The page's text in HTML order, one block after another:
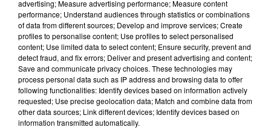
vendredi 7 mars 2025 à 8 heures du matin, à
116 jours, 18 heures, 15 minutes et 46
secondes (soit le chrono du dernier arrivé de
la précédente édition). Il pourrait ne pas être
classé, s’il ne franchit pas la ligne avant la
fermeture. Le temps est donc compté pour
le skipper belge.
advertising; Measure advertising performance; Measure content
performance; Understand audiences through statistics or combinations
of data from different sources; Develop and improve services; Create
profiles to personalise content; Use profiles to select personalised
content; Use limited data to select content; Ensure security, prevent and
detect fraud, and fix errors; Deliver and present advertising and content;
Save and communicate privacy choices. These technologies may
process personal data such as IP address and browsing data to offer
following functionalities: Identify devices based on information actively
requested; Use precise geolocation data; Match and combine data from
other data sources; Link different devices; Identify devices based on
information transmitted automatically.